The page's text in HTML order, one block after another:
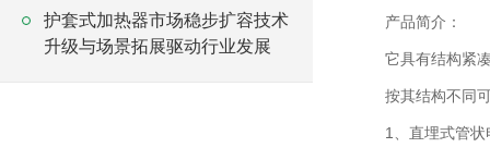
护套式加热器市场稳步扩容技术
升级与场景拓展驱动行业发展
产品简介：
它具有结构紧
按其结构不同
1、直埋式管